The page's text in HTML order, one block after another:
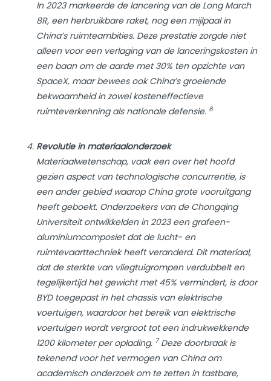
In 2023 markeerde de lancering van de Long March
8R, een herbruikbare raket, nog een mijlpaal in
China’s ruimteambities. Deze prestatie zorgde niet
alleen voor een verlaging van de lanceringskosten in
een baan om de aarde met 30% ten opzichte van
SpaceX, maar bewees ook China’s groeiende
bekwaamheid in zowel kosteneffectieve
ruimteverkenning als nationale defensie. 6
Revolutie in materiaalonderzoek
Materiaalwetenschap, vaak een over het hoofd
gezien aspect van technologische concurrentie, is
een ander gebied waarop China grote vooruitgang
heeft geboekt. Onderzoekers van de Chongqing
Universiteit ontwikkelden in 2023 een grafeen-
aluminiumcomposiet dat de lucht- en
ruimtevaarttechniek heeft veranderd. Dit materiaal,
dat de sterkte van vliegtuigrompen verdubbelt en
tegelijkertijd het gewicht met 45% vermindert, is door
BYD toegepast in het chassis van elektrische
voertuigen, waardoor het bereik van elektrische
voertuigen wordt vergroot tot een indrukwekkende
1200 kilometer per oplading. 7Deze doorbraak is
tekenend voor het vermogen van China om
academisch onderzoek om te zetten in tastbare,